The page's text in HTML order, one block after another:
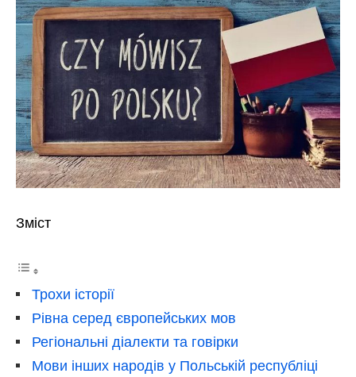
Зміст
Трохи історії
Рівна серед європейських мов
Регіональні діалекти та говірки
Мови інших народів у Польській республіці